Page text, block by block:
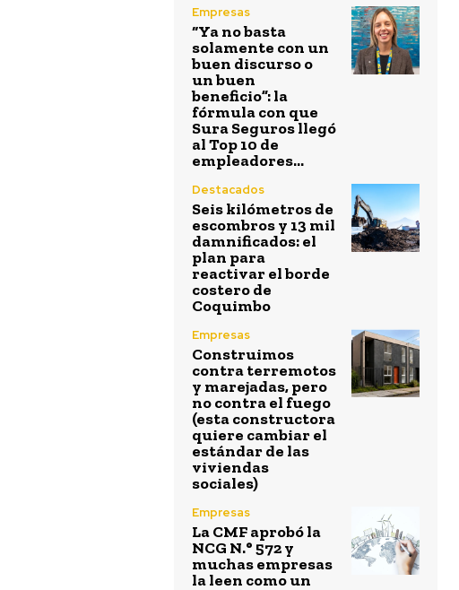
Empresas
“Ya no basta
solamente con un
buen discurso o
un buen
beneficio”: la
fórmula con que
Sura Seguros llegó
al Top 10 de
empleadores...
Destacados
Seis kilómetros de
escombros y 13 mil
damnificados: el
plan para
reactivar el borde
costero de
Coquimbo
Empresas
Construimos
contra terremotos
y marejadas, pero
no contra el fuego
(esta constructora
quiere cambiar el
estándar de las
viviendas
sociales)
Empresas
La CMF aprobó la
NCG N.° 572 y
muchas empresas
la leen como un